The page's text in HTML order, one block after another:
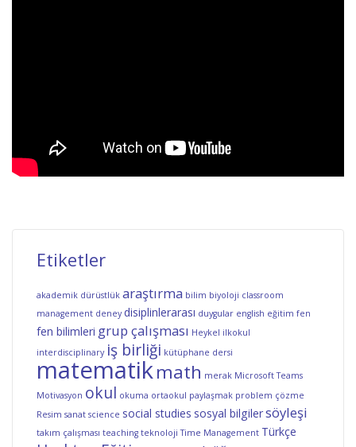
Etiketler
akademik dürüstlük araştırma bilim biyoloji classroom
management deney disiplinlerarası duygular english eğitim fen
fen bilimleri grup çalışması Heykel ilkokul
interdisciplinary iş birliği kütüphane dersi
matematikmath merak Microsoft Teams
Motivasyon okul okuma ortaokul paylaşmak problem çözme
Resim sanat science social studies sosyal bilgilersöyleşi
takım çalışması teaching teknoloji Time Management Türkçe